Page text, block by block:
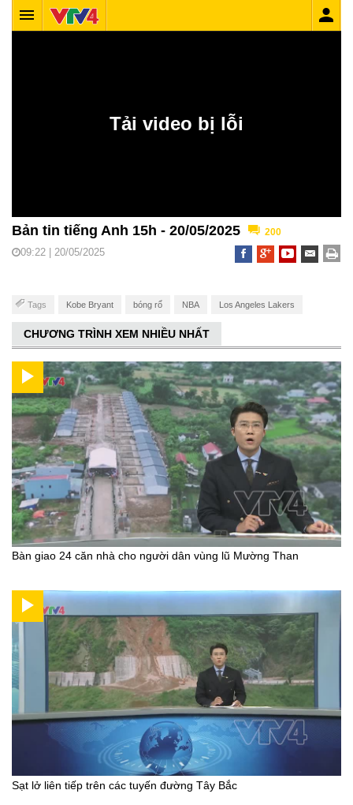
Bản tin tiếng Anh 15h - 20/05/2025 200
09:22 | 20/05/2025
Tags Kobe Bryant bóng rổ NBA Los Angeles Lakers
CHƯƠNG TRÌNH XEM NHIỀU NHẤT
Bàn giao 24 căn nhà cho người dân vùng lũ Mường Than
Sạt lở liên tiếp trên các tuyến đường Tây Bắc